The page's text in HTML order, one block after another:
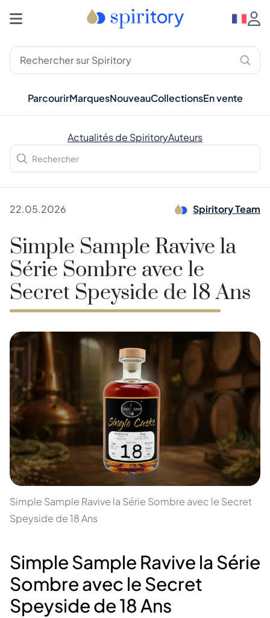
ParcourirMarquesNouveauCollectionsEn vente
Actualités de SpiritoryAuteurs
22.05.2026 Spiritory Team
Simple Sample Ravive la
Série Sombre avec le
Secret Speyside de 18 Ans
Simple Sample Ravive la Série Sombre avec le Secret
Speyside de 18 Ans
Simple Sample Ravive la Série
Sombre avec le Secret
Speyside de 18 Ans